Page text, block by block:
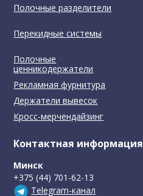
Полочные разделители
Перекидные системы
Полочные
ценникодержатели
Рекламная фурнитура
Держатели вывесок
Кросс-мерчендайзинг
Контактная информация
Минск
+375 (44) 701-62-13
Telegram-канал